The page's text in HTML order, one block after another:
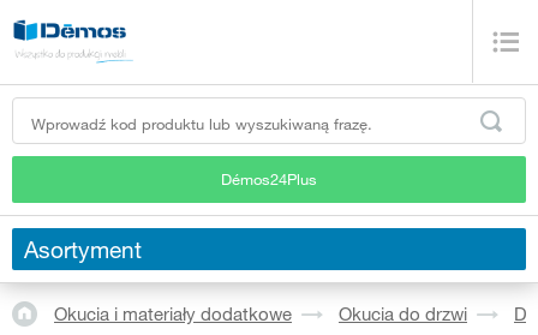
Démos24Plus
Asortyment
Okucia i materiały dodatkowe Okucia do drzwi